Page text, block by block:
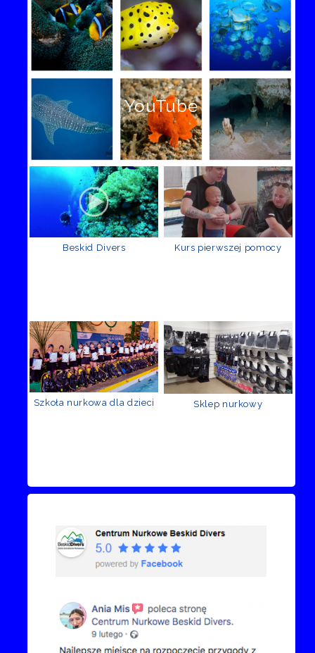
YouTube
Beskid Divers Kurs pierwszej pomocy
Szkoła nurkowa dla dzieci Sklep nurkowy